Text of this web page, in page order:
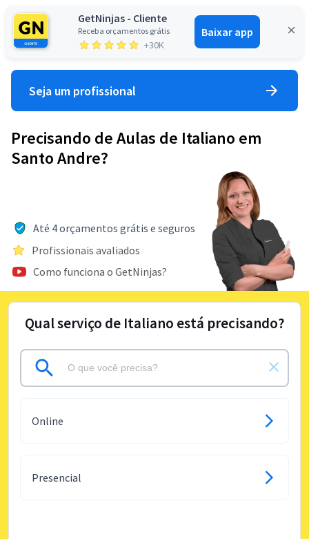
GetNinjas - Cliente
Receba orçamentos grátis
+30K
Baixar app
Entrar
Seja um profissional
Precisando de Aulas de Italiano em
Santo Andre?
Até 4 orçamentos grátis e seguros
Profissionais avaliados
Como funciona o GetNinjas?
Qual serviço de Italiano está precisando?
Online
Presencial